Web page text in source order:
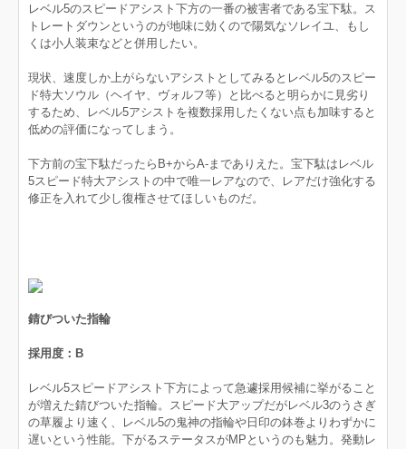
レベル5のスピードアシスト下方の一番の被害者である宝下駄。ス
トレートダウンというのが地味に効くので陽気なソレイユ、もし
くは小人装束などと併用したい。
現状、速度しか上がらないアシストとしてみるとレベル5のスピー
ド特大ソウル（ヘイヤ、ヴォルフ等）と比べると明らかに見劣り
するため、レベル5アシストを複数採用したくない点も加味すると
低めの評価になってしまう。
下方前の宝下駄だったらB+からA-までありえた。宝下駄はレベル
5スピード特大アシストの中で唯一レアなので、レアだけ強化する
修正を入れて少し復権させてほしいものだ。
錆びついた指輪
採用度：B
レベル5スピードアシスト下方によって急遽採用候補に挙がること
が増えた錆びついた指輪。スピード大アップだがレベル3のうさぎ
の草履より速く、レベル5の鬼神の指輪や日印の鉢巻よりわずかに
遅いという性能。下がるステータスがMPというのも魅力。発動レ